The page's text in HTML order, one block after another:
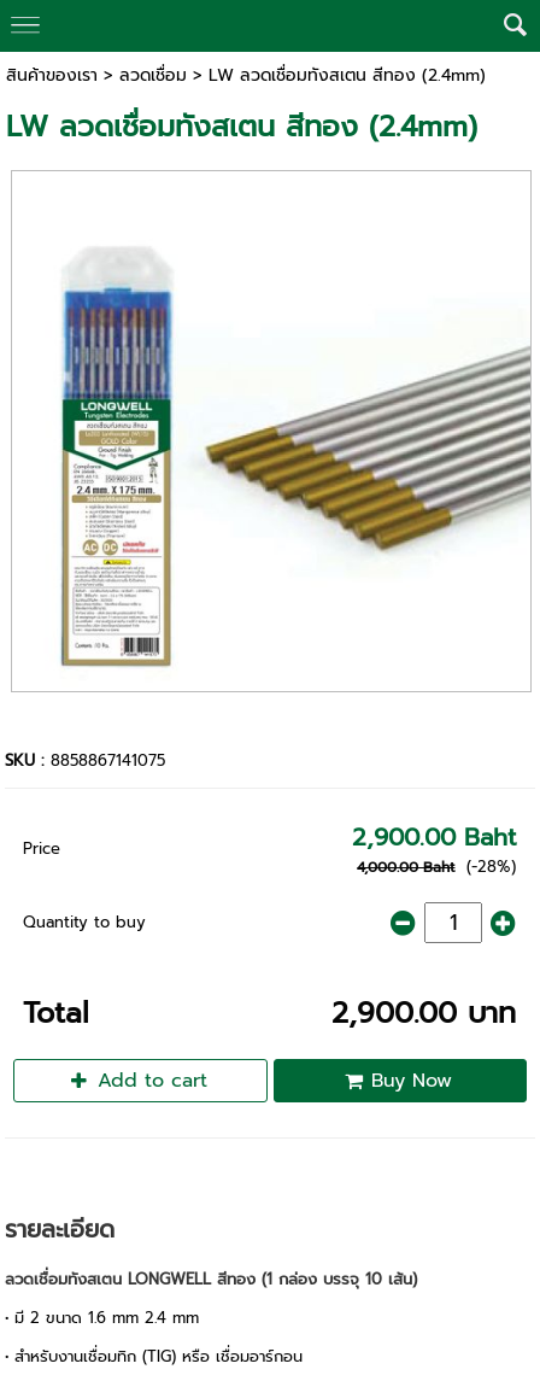
สินค้าของเรา > ลวดเชื่อม > LW ลวดเชื่อมทังสเตน สีทอง (2.4mm)
LW ลวดเชื่อมทังสเตน สีทอง (2.4mm)
SKU :8858867141075
Price 2,900.00 Baht
4,000.00 Baht (-28%)
Quantity to buy
Total 2,900.00 บาท
Add to cart Buy Now
รายละเอียด
ลวดเชื่อมทังสเตน LONGWELL สีทอง (1 กล่อง บรรจุ 10 เส้น)
• มี 2 ขนาด 1.6 mm 2.4 mm
• สำหรับงานเชื่อมทิก (TIG) หรือ เชื่อมอาร์กอน